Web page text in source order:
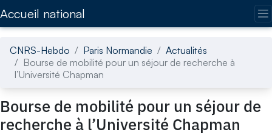
Accueil national
CNRS-Hebdo Paris Normandie
Actualités
Bourse de mobilité pour un séjour de recherche à
l’Université Chapman
Bourse de mobilité pour un séjour de
recherche à l’Université Chapman